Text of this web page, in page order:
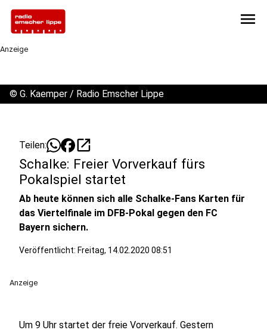
menu
Anzeige
© G. Kaemper / Radio Emscher Lippe
Teilen: open_in_new
Schalke: Freier Vorverkauf fürs
Pokalspiel startet
Ab heute können sich alle Schalke-Fans Karten für
das Viertelfinale im DFB-Pokal gegen den FC
Bayern sichern.
Veröffentlicht: Freitag, 14.02.2020 08:51
Anzeige
Um 9 Uhr startet der freie Vorverkauf. Gestern